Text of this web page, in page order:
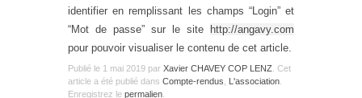
identifier en remplissant les champs “Login” et
“Mot de passe” sur le site http://angavy.com
pour pouvoir visualiser le contenu de cet article.
Publié le 1 mai 2019 par Xavier CHAVEY COP LENZ . Cet
article a été publié dans Compte-rendus L'association
Enregistrez le permalien